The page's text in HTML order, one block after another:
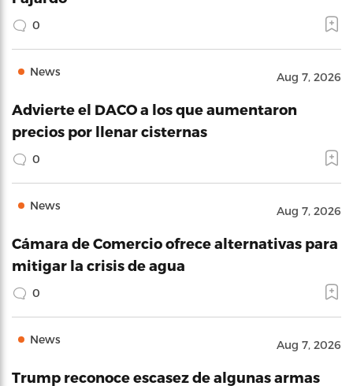
0
News Aug 7, 2026
Advierte el DACO a los que aumentaron
precios por llenar cisternas
0
News Aug 7, 2026
Cámara de Comercio ofrece alternativas para
mitigar la crisis de agua
0
News Aug 7, 2026
Trump reconoce escasez de algunas armas